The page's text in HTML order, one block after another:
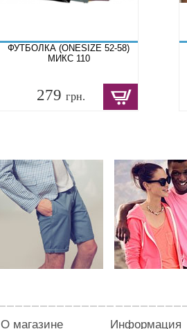
ФУТБОЛКА (ONESIZE 52-58)
МИКС 110
279 грн.
О магазине Информация